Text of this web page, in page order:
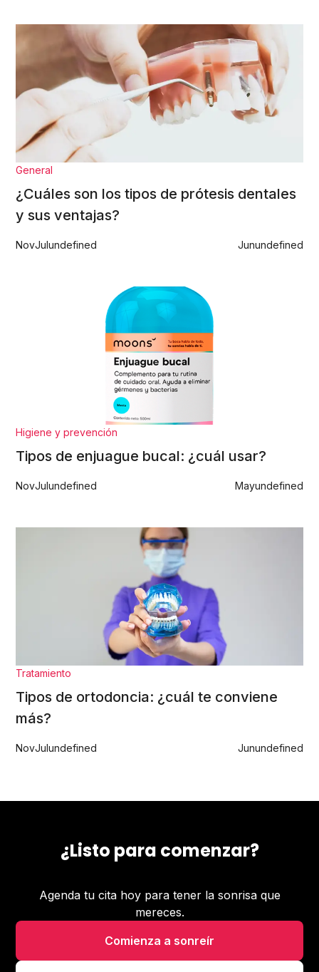
General
¿Cuáles son los tipos de prótesis dentales
y sus ventajas?
NovJulundefined Junundefined
Higiene y prevención
Tipos de enjuague bucal: ¿cuál usar?
NovJulundefined Mayundefined
Tratamiento
Tipos de ortodoncia: ¿cuál te conviene
más?
NovJulundefined Junundefined
¿Listo para comenzar?
Agenda tu cita hoy para tener la sonrisa que
mereces.
Comienza a sonreír